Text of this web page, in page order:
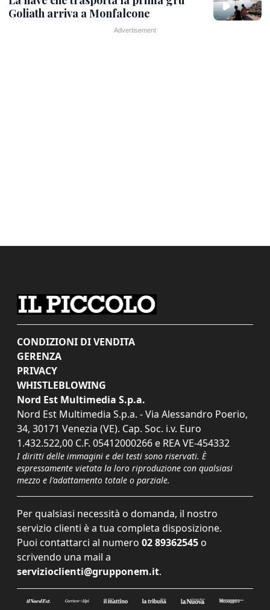
Goliath arriva a Monfalcone
CONDIZIONI DI VENDITA
GERENZA
PRIVACY
WHISTLEBLOWING
Nord Est Multimedia S.p.a.
Nord Est Multimedia S.p.a. - Via Alessandro Poerio,
34, 30171 Venezia (VE). Cap. Soc. i.v. Euro
1.432.522,00 C.F. 05412000266 e REA VE-454332
I diritti delle immagini e dei testi sono riservati. È
espressamente vietata la loro riproduzione con qualsiasi
mezzo e l'adattamento totale o parziale.
Per qualsiasi necessità o domanda, il nostro
servizio clienti è a tua completa disposizione.
Puoi contattarci al numero 02 89362545 o
scrivendo una mail a
servizioclienti@grupponem.it.